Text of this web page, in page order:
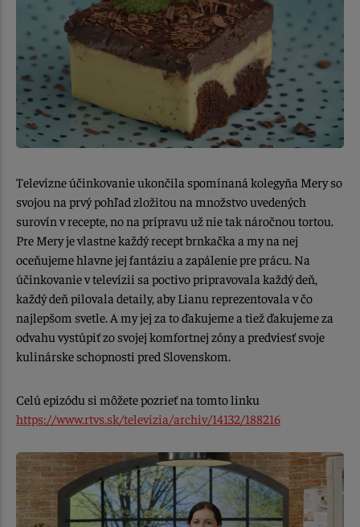
Televízne účinkovanie ukončila spomínaná kolegyňa Mery so
svojou na prvý pohľad zložitou na množstvo uvedených
surovín v recepte, no na prípravu už nie tak náročnou tortou.
Pre Mery je vlastne každý recept brnkačka a my na nej
oceňujeme hlavne jej fantáziu a zapálenie pre prácu. Na
účinkovanie v televízii sa poctivo pripravovala každý deň,
každý deň pilovala detaily, aby Lianu reprezentovala v čo
najlepšom svetle. A my jej za to ďakujeme a tiež ďakujeme za
odvahu vystúpiť zo svojej komfortnej zóny a predviesť svoje
kulinárske schopnosti pred Slovenskom.
Celú epizódu si môžete pozrieť na tomto linku
https://www.rtvs.sk/televizia/archiv/14132/188216